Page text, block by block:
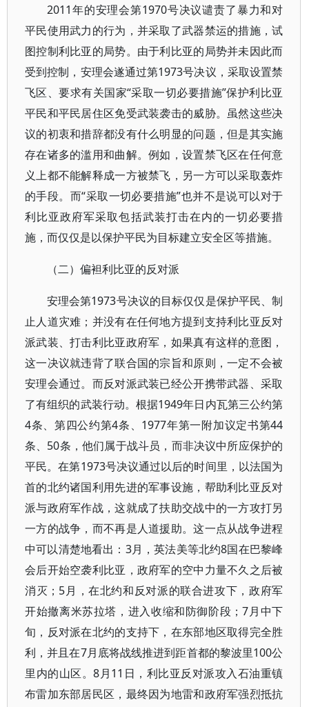
2011年的安理会第1970号决议谴责了暴力和对
平民使用武力的行为，并采取了武器禁运的措施，试
图控制利比亚的局势。由于利比亚的局势并未因此而
受到控制，安理会遂通过第1973号决议，采取设置禁
飞区、要求有关国家“采取一切必要措施”保护利比亚
平民和平民居住区免受武装袭击的威胁。虽然这些决
议的初衷和措辞都没有什么明显的问题，但是其实施
存在诸多的滥用和曲解。例如，设置禁飞区在任何意
义上都不能解释成一方被禁飞，另一方可以采取轰炸
的手段。而“采取一切必要措施”也并不是说可以对于
利比亚政府军采取包括武装打击在内的一切必要措
施，而仅仅是以保护平民为目标建立安全区等措施。
（二）偏袒利比亚的反对派
安理会第1973号决议的目标仅仅是保护平民、制
止人道灾难；并没有在任何地方提到支持利比亚反对
派武装、打击利比亚政府军，如果真有这样的意图，
这一决议就违背了联合国的宗旨和原则，一定不会被
安理会通过。而反对派武装已经公开携带武器、采取
了有组织的武装行动。根据1949年日内瓦第三公约第
4条、第四公约第4条、1977年第一附加议定书第44
条、50条，他们属于战斗员，而非决议中所应保护的
平民。在第1973号决议通过以后的时间里，以法国为
首的北约诸国利用先进的军事设施，帮助利比亚反对
派与政府军作战，这就成了扶助交战中的一方攻打另
一方的战争，而不再是人道援助。这一点从战争进程
中可以清楚地看出：3月，英法美等北约8国在巴黎峰
会后开始空袭利比亚，政府军的空中力量不久之后被
消灭；5月，在北约和反对派的联合进攻下，政府军
开始撤离米苏拉塔，进入收缩和防御阶段；7月中下
旬，反对派在北约的支持下，在东部地区取得完全胜
利，并且在7月底将战线推进到距首都的黎波里100公
里内的山区。8月11日，利比亚反对派攻入石油重镇
布雷加东部居民区，最终因为地雷和政府军强烈抵抗